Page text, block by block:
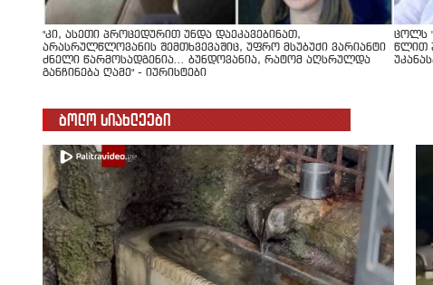
"კი, ასეთი პროცედურით უნდა დაეკავებინათ,
არასრულწლოვანის შემთხვევაშიც, უფრო მსუბუქი ვარიანტი
ძნელი წარმოსადგენია... ბუნდოვანია, რატომ აღსრულდა
განჩინება ღამე" - იურისტები
ცოლს
წლით
ბოლო სიახლეები